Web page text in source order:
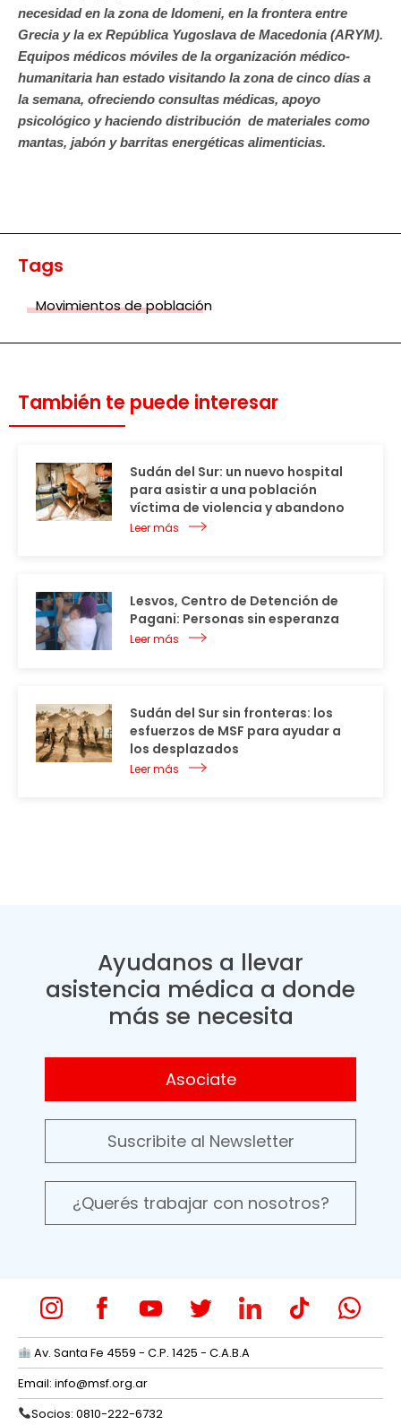
necesidad en la zona de Idomeni, en la frontera entre
Grecia y la ex República Yugoslava de Macedonia (ARYM).
Equipos médicos móviles de la organización médico-
humanitaria han estado visitando la zona de cinco días a
la semana, ofreciendo consultas médicas, apoyo
psicológico y haciendo distribución de materiales como
mantas, jabón y barritas energéticas alimenticias.
Tags
Movimientos de población
También te puede interesar
Sudán del Sur: un nuevo hospital
para asistir a una población
víctima de violencia y abandono
Leer más
Lesvos, Centro de Detención de
Pagani: Personas sin esperanza
Leer más
Sudán del Sur sin fronteras: los
esfuerzos de MSF para ayudar a
los desplazados
Leer más
Ayudanos a llevar
asistencia médica a donde
más se necesita
Asociate
Suscribite al Newsletter
¿Querés trabajar con nosotros?
Av. Santa Fe 4559 - C.P. 1425 - C.A.B.A
Email: info@msf.org.ar
Socios: 0810-222-6732